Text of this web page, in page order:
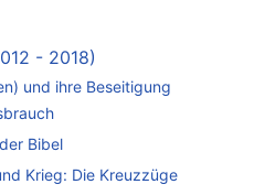
- 2018)
und ihre Beseitigung
Bibel
Krieg: Die Kreuzzüge